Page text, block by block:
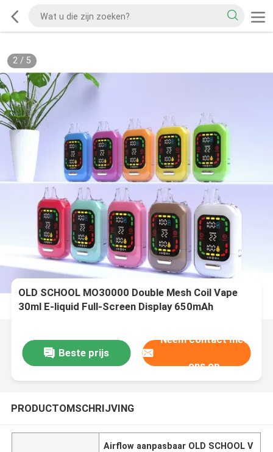
2/ 5
OLD SCHOOL MO30000 Double Mesh Coil Vape
30ml E-liquid Full-Screen Display 650mAh
Beste prijs
Neem contact met
ons op
PRODUCTOMSCHRIJVING
Airflow aanpasbaar OLD SCHOOL V